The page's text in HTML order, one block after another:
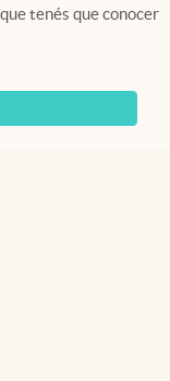
tenés que conocer